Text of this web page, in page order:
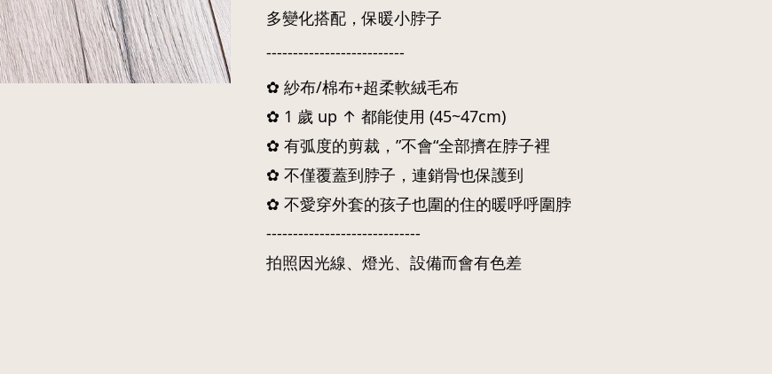
多變化搭配，保暖小脖子
--------------------------
✿ 紗布/棉布+超柔軟絨毛布
✿ 1 歲 up ↑ 都能使用 (45~47cm)
✿ 有弧度的剪裁，”不會“全部擠在脖子裡
✿ 不僅覆蓋到脖子，連銷骨也保護到
✿ 不愛穿外套的孩子也圍的住的暖呼呼圍脖
-----------------------------
拍照因光線、燈光、設備而會有色差